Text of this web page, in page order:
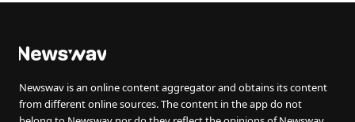
Newswav is an online content aggregator and obtains its content
from different online sources. The content in the app do not